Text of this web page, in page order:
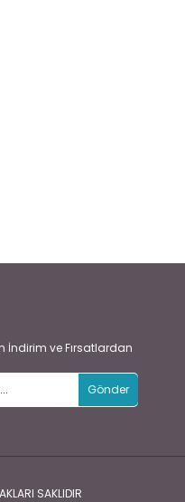
İndirim ve Fırsatlardan
Gönder
SAKLIDIR